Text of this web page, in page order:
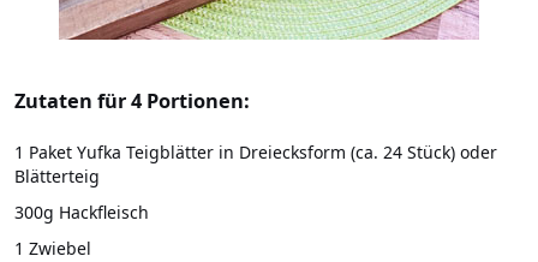
Zutaten für 4 Portionen:
1 Paket Yufka Teigblätter in Dreiecksform (ca. 24 Stück) oder
Blätterteig
300g Hackfleisch
1 Zwiebel